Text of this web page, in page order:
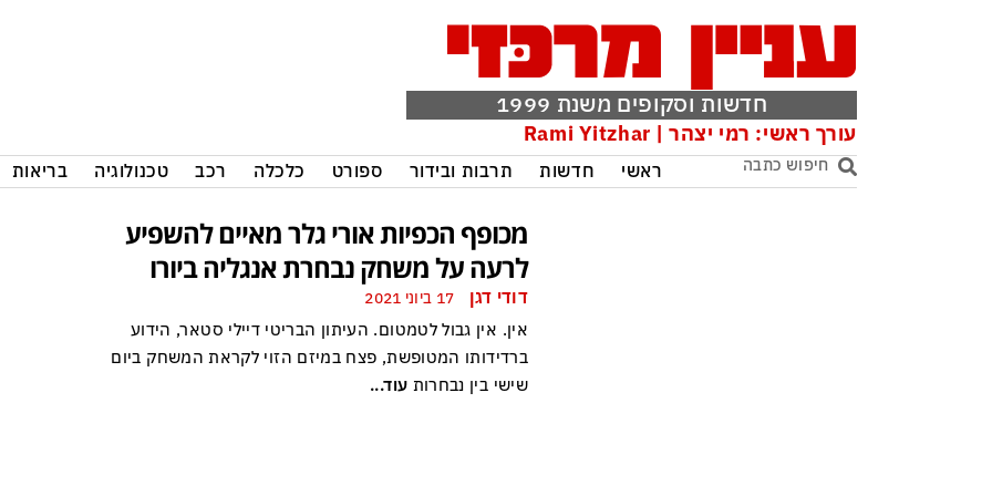
חדשות וסקופים משנת 1999
עורך ראשי: רמי יצהר | Rami Yitzhar
ראשי חדשות תרבות ובידור ספורט כלכלה רכב טכנולוגיה בריאות
מכופף הכפיות אורי גלר מאיים להשפיע
לרעה על משחק נבחרת אנגליה ביורו
דודי דגן
אין. אין גבול לטמטום. העיתון הבריטי דיילי סטאר, הידוע
ברדידותו המטופשת, פצח במיזם הזוי לקראת המשחק ביום
שישי בין נבחרות עוד...